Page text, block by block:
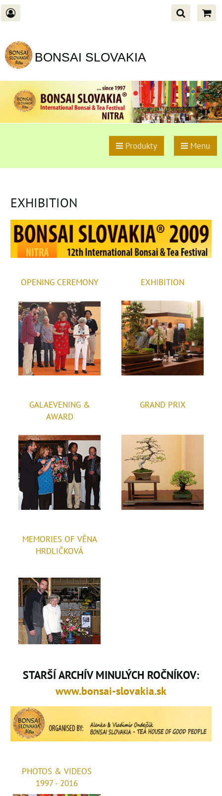
BONSAI SLOVAKIA
Produkty Menu
EXHIBITION
OPENING CEREMONY EXHIBITION
GALAEVENING &
AWARD
GRAND PRIX
MEMORIES OF VĚNA
HRDLIČKOVÁ
STARŠÍ ARCHÍV MINULÝCH ROČNÍKOV:
www.bonsai-slovakia.sk
PHOTOS & VIDEOS
1997 - 2016